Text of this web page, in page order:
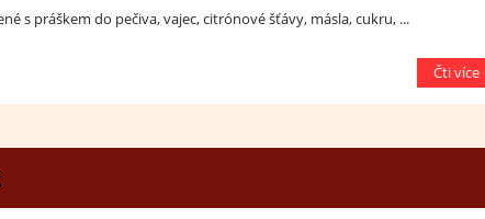
s práškem do pečiva, vajec, citrónové šťávy, másla, cukru, ...
Čti více